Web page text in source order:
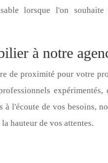
lorsque l'on souhaite
à notre
de proximité pour votre
à l'écoute de vos besoins,
hauteur de vos attentes.